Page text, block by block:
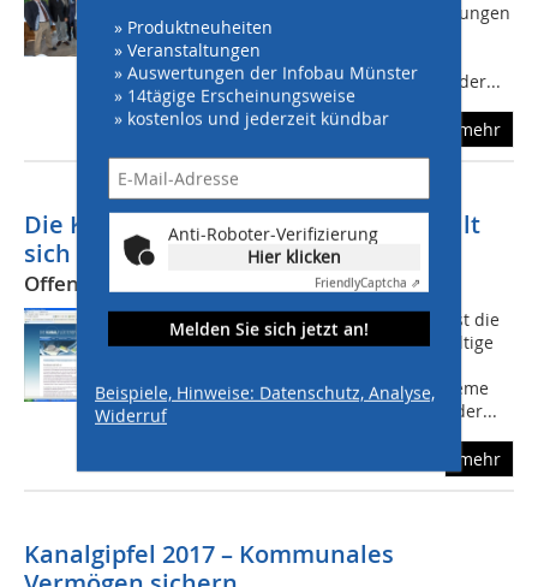
» Produktneuheiten
» Veranstaltungen
» Auswertungen der Infobau Münster
» 14tägige Erscheinungsweise
» kostenlos und jederzeit kündbar
Anti-Roboter-Verifizierung
Hier klicken
FriendlyCaptcha ⇗
Melden Sie sich jetzt an!
Beispiele, Hinweise: Datenschutz, Analyse,
Widerruf
öffentlicher Abwasserkanäle und -leitungen
zzgl. des zwei- bis dreifachen an
Grundstücksentwässerungsleitungen
stellen die Entwässerungssysteme in der...
mehr
Die Kanalflüsterer - Ein Netzwerk stellt
sich vor
Offenes europäisches Netzwerk
Eine solche belastbare Bilanzierung ist die
Grundvoraussetzung für eine nachhaltige
Management der Entwässerungssysteme
im Sinne des existierenden, sich aus der...
mehr
Kanalgipfel 2017 – Kommunales